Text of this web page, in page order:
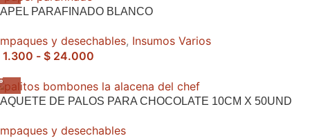
PARAFINADO BLANCO
y desechables, Insumos Varios
1.300 - $ 24.000
DE PALOS PARA CHOCOLATE 10CM X 50UND
y desechables